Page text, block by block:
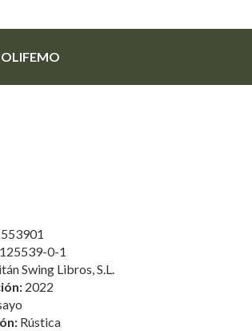
0-1
Swing Libros, S.L.
2022
Rústica